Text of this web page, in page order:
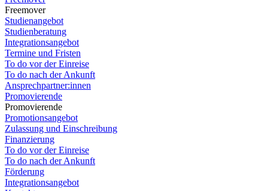
Freemover
Studienangebot
Studienberatung
Integrationsangebot
Termine und Fristen
To do vor der Einreise
To do nach der Ankunft
Ansprechpartner:innen
Promovierende
Promovierende
Promotionsangebot
Zulassung und Einschreibung
Finanzierung
To do vor der Einreise
To do nach der Ankunft
Förderung
Integrationsangebot